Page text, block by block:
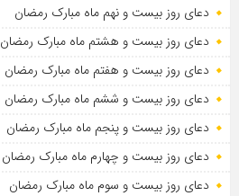
دعای روز بیست و نهم ماه مبارک رمضان
دعای روز بیست و هشتم ماه مبارک رمضان
دعای روز بیست و هفتم ماه مبارک رمضان
دعای روز بیست و ششم ماه مبارک رمضان
دعای روز بیست و پنجم ماه مبارک رمضان
دعای روز بیست و چهارم ماه مبارک رمضان
دعای روز بیست و سوم ماه مبارک رمضان